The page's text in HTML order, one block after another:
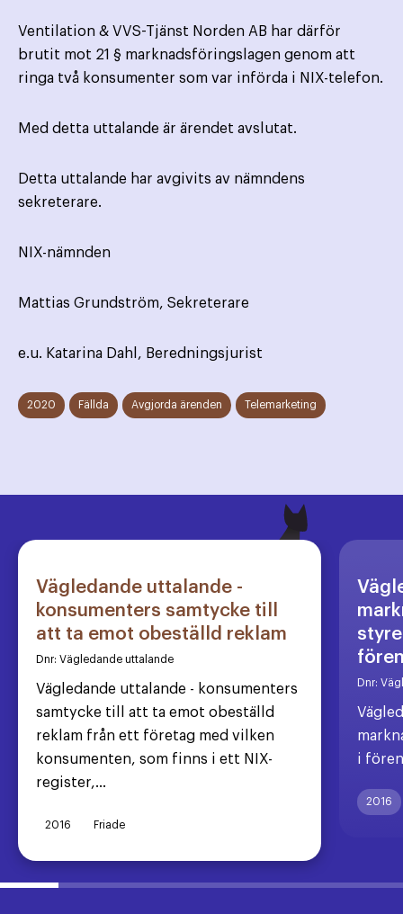
Ventilation & VVS-Tjänst Norden AB har därför
brutit mot 21 § marknadsföringslagen genom att
ringa två konsumenter som var införda i NIX-telefon.
Med detta uttalande är ärendet avslutat.
Detta uttalande har avgivits av nämndens
sekreterare.
NIX-nämnden
Mattias Grundström, Sekreterare
e.u. Katarina Dahl, Beredningsjurist
2020 Fällda Avgjorda ärenden Telemarketing
Vägledande uttalande -
konsumenters samtycke till
att ta emot obeställd reklam
Dnr: Vägledande uttalande
Vägledande uttalande - konsumenters
samtycke till att ta emot obeställd
reklam från ett företag med vilken
konsumenten, som finns i ett NIX-
register,...
2016 Friade
Dnr:
i
2016